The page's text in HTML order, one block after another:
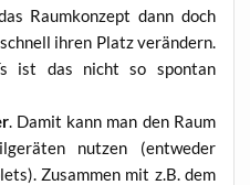
Raum­kon­zept dann doch
ihren Platz ver­än­dern.
ist das nicht so spon­tan
. Damit kann man den Raum
nut­zen (ent­we­der
Zusam­men mit z.B. dem